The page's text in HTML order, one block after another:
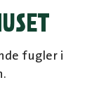
fugler i